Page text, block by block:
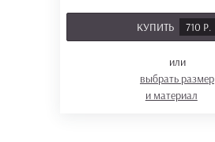
КУПИТЬ 710 Р.
или
выбрать размер
и материал